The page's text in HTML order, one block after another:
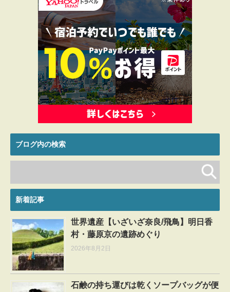
ブログ内の検索
新着記事
世界遺産【いざいざ奈良/飛鳥】明日香
村・藤原京の遺跡めぐり
2026年8月2日
石鹸の持ち運びは乾くソープバッグが便